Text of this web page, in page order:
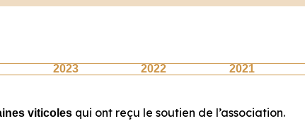
2023 2022 2021
viticoles qui ont reçu le soutien de l’association.